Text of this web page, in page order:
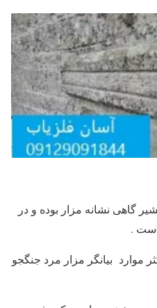
گاهی نشانه مزار بوده و در
است .
موارد بیانگر مزار مرد جنگجو